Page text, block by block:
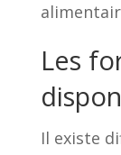
Les
Il existe